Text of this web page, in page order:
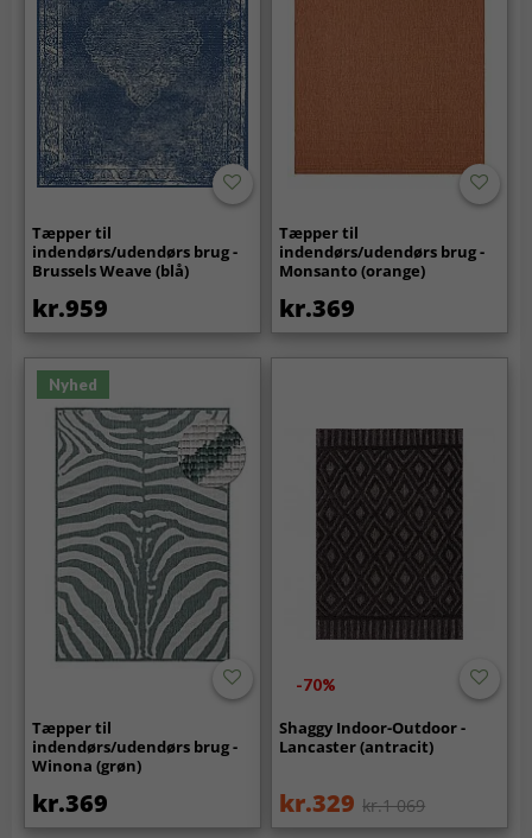
Tæpper til
indendørs/udendørs brug -
Brussels Weave (blå)
kr.959
Tæpper til
indendørs/udendørs brug -
Monsanto (orange)
kr.369
Nyhed
Tæpper til
indendørs/udendørs brug -
Winona (grøn)
kr.369
-70%
Shaggy Indoor-Outdoor -
Lancaster (antracit)
kr.329 kr.1 069